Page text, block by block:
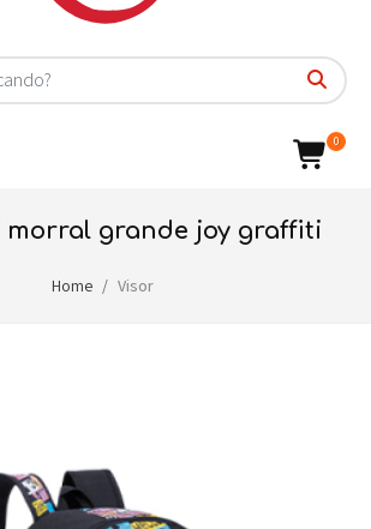
0
/ morral grande joy graffiti
Home Visor